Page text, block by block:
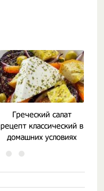
Греческий салат
рецепт классический в
домашних условиях